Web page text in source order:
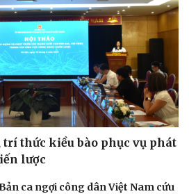
thức kiều bào phục vụ phát
lược
ca ngợi công dân Việt Nam cứu